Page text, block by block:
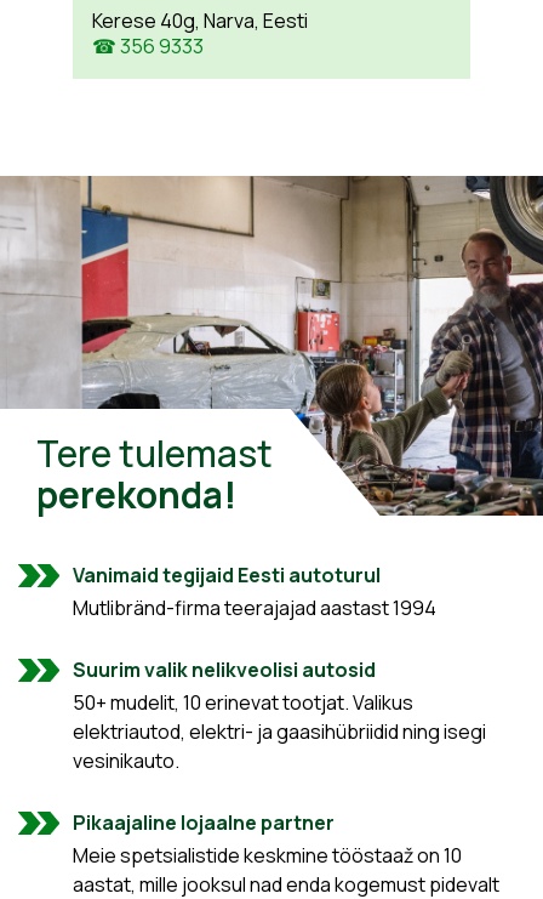
Kerese 40g, Narva, Eesti
☎ 356 9333
Tere tulemast
perekonda!
Vanimaid tegijaid Eesti autoturul
Mutlibränd-firma teerajajad aastast 1994
Suurim valik nelikveolisi autosid
50+ mudelit, 10 erinevat tootjat. Valikus
elektriautod, elektri- ja gaasihübriidid ning isegi
vesinikauto.
Pikaajaline lojaalne partner
Meie spetsialistide keskmine tööstaaž on 10
aastat, mille jooksul nad enda kogemust pidevalt